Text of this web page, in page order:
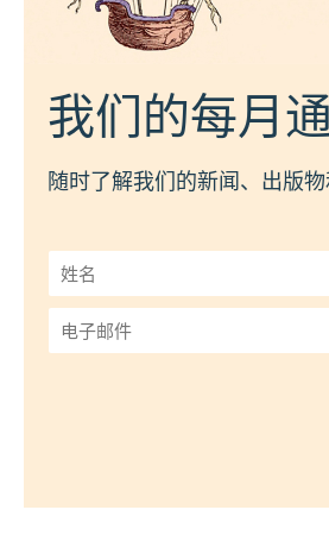
我们的每月
随时了解我们的新闻、出版物
姓
名
*
子